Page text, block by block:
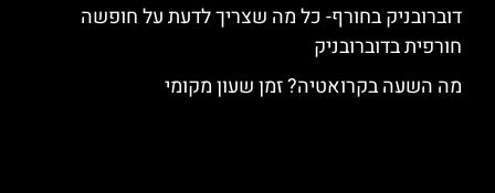
דוברובניק בחורף- כל מה שצריך לדעת על חופשה
חורפית בדוברובניק
מה השעה בקרואטיה? זמן שעון מקומי